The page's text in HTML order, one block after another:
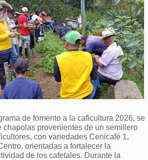
de fomento a la caficultura 2026, se
chapolas provenientes de un semillero
con variedades Cenicafé 1,
orientadas a fortalecer la
de los cafetales. Durante la